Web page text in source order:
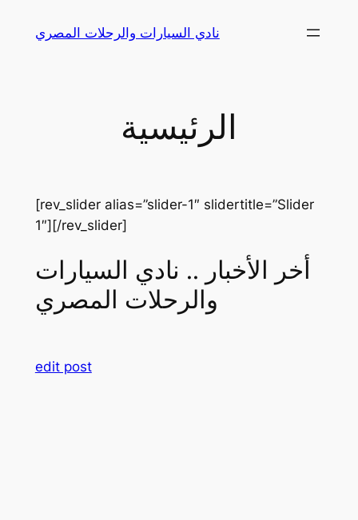
نادي السيارات والرحلات المصري
الرئيسية
[rev_slider alias=”slider-1″ slidertitle=”Slider
1″][/rev_slider]
أخر الأخبار .. نادي السيارات
والرحلات المصري
edit post